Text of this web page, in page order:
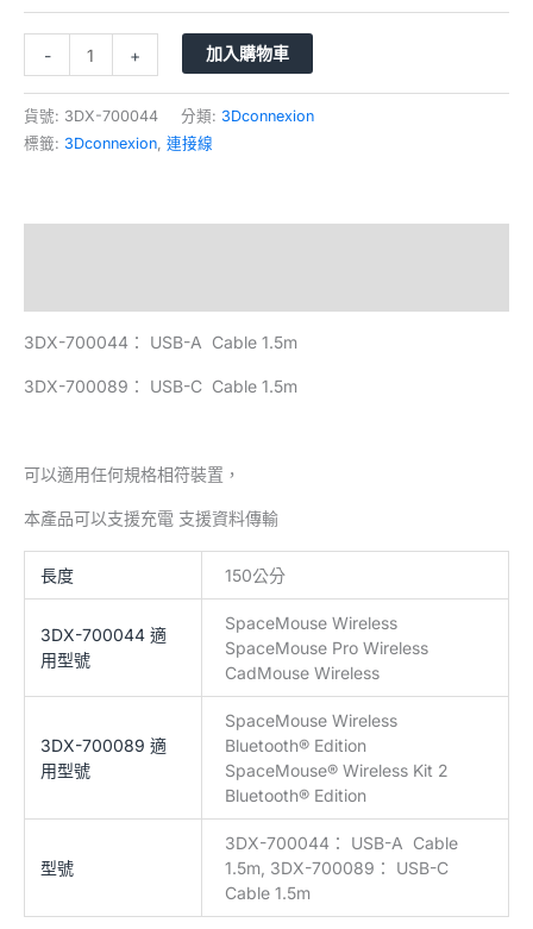
- + 加入購物車
貨號: 3DX-700044 分類: 3Dconnexion
標籤: 3Dconnexion 連接線
3DX-700044： USB-A Cable 1.5m
3DX-700089： USB-C Cable 1.5m
可以適用任何規格相符裝置，
本產品可以支援充電 支援資料傳輸
長度 150公分
3DX-700044 適
用型號
SpaceMouse Wireless
SpaceMouse Pro Wireless
CadMouse Wireless
3DX-700089 適
用型號
SpaceMouse Wireless
Bluetooth® Edition
SpaceMouse® Wireless Kit 2
Bluetooth® Edition
型號
3DX-700044： USB-A Cable
1.5m, 3DX-700089： USB-C
Cable 1.5m